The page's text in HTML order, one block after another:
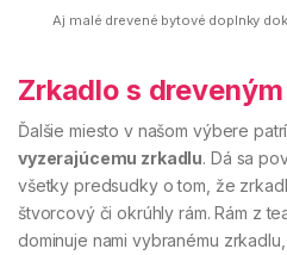
Aj malé drevené bytové doplnky
Zrkadlo s
Ďalšie miesto v našom výbere
vyzerajúcemu zrkadlu. Dá sa
všetky predsudky o tom, že
štvorcový či okrúhly rám. Rám z
dominuje nami vybranému